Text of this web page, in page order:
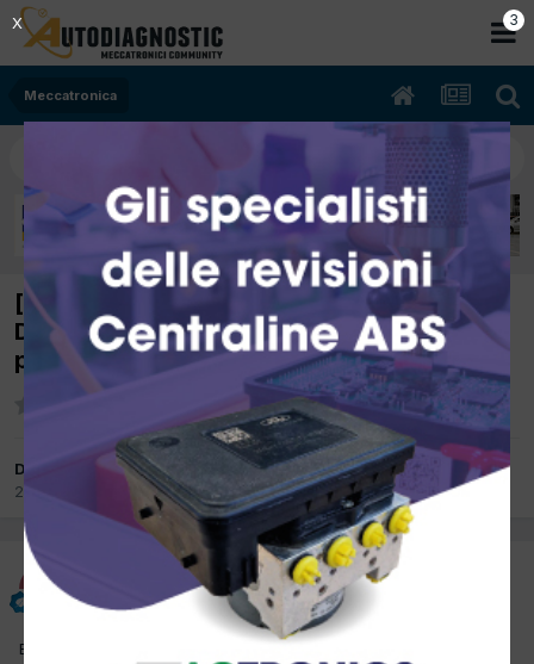
Meccatronica
[seat ibiza 12/2009 1400cc BSM 59Kw
Diesel] SI accendono spie abs airbag
pressione pneumatici
Da lunedi71
22 Maggio 2015
inMeccatronica
Inviato 22 Maggio 2015
Buongiorno a tutti
2
X